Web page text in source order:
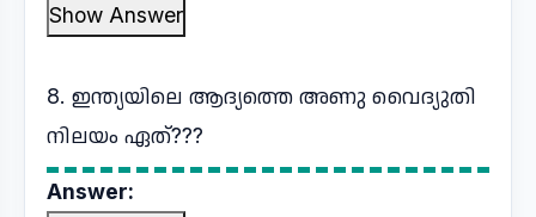
Show Answer
8. ഇന്ത്യയിലെ ആദ്യത്തെ അണു വൈദ്യുതി
നിലയം ഏത്???
Answer: